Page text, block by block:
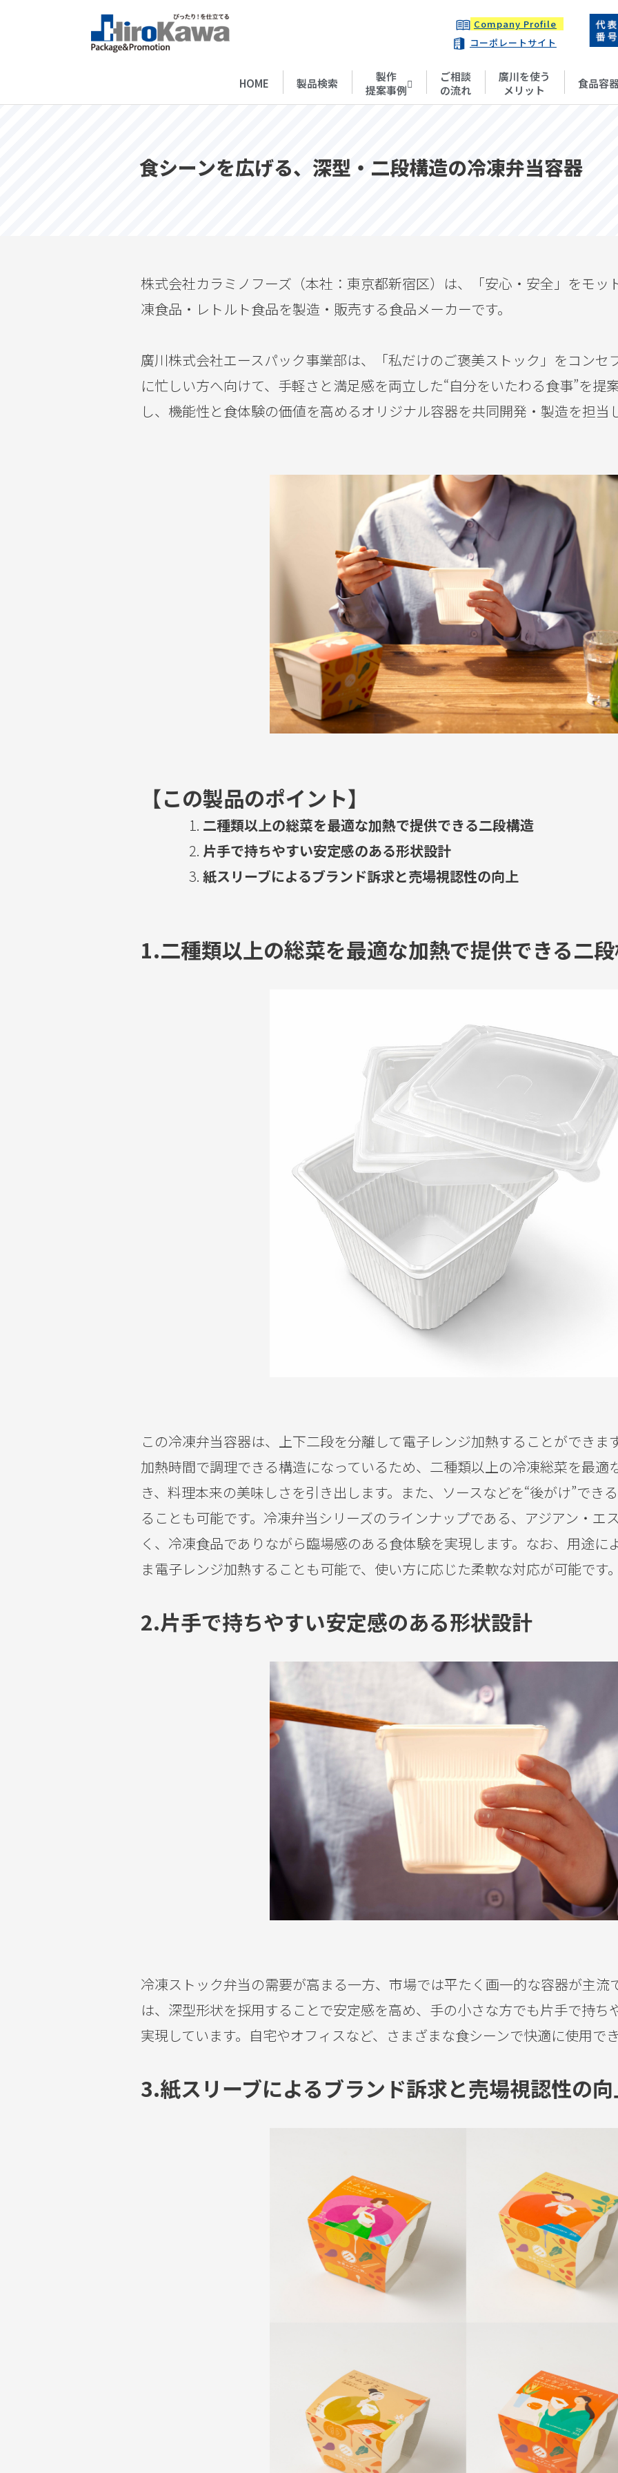
Company Profile
コーポレートサイト
HOME 製品検索
製作
提案事例
ご相談
の流れ
廣川を使う
メリット
食品容
食シーンを広げる、深型・二段構造の冷凍弁当容器
株式会社カラミノフーズ（本社：東京都新宿区）は、「安心・安全」をモッ
凍食品・レトルト食品を製造・販売する食品メーカーです。
廣川株式会社エースパック事業部は、「私だけのご褒美ストック」をコンセ
に忙しい方へ向けて、手軽さと満足感を両立した“自分をいたわる食事”を提
し、機能性と食体験の価値を高めるオリジナル容器を共同開発・製造を担当
【この製品のポイント】
二種類以上の総菜を最適な加熱で提供できる二段構造
片手で持ちやすい安定感のある形状設計
紙スリーブによるブランド訴求と売場視認性の向上
1.二種類以上の総菜を最適な加熱で提供できる二
この冷凍弁当容器は、上下二段を分離して電子レンジ加熱することができま
加熱時間で調理できる構造になっているため、二種類以上の冷凍総菜を最適
き、料理本来の美味しさを引き出します。また、ソースなどを“後がけ”でき
ることも可能です。冷凍弁当シリーズのラインナップである、アジアン・エ
く、冷凍食品でありながら臨場感のある食体験を実現します。なお、用途に
ま電子レンジ加熱することも可能で、使い方に応じた柔軟な対応が可能で
2.片手で持ちやすい安定感のある形状設計
冷凍ストック弁当の需要が高まる一方、市場では平たく画一的な容器が主流
は、深型形状を採用することで安定感を高め、手の小さな方でも片手で持ち
実現しています。自宅やオフィスなど、さまざまな食シーンで快適に使用で
3.紙スリーブによるブランド訴求と売場視認性の